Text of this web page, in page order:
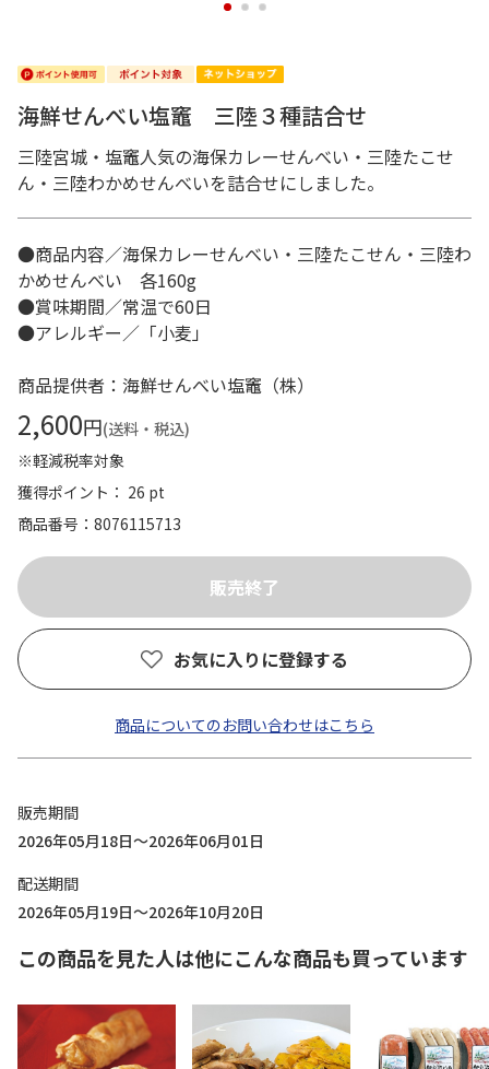
1 2 3
海鮮せんべい塩竈 三陸３種詰合せ
三陸宮城・塩竈人気の海保カレーせんべい・三陸たこせ
ん・三陸わかめせんべいを詰合せにしました。
●商品内容／海保カレーせんべい・三陸たこせん・三陸わ
かめせんべい 各160g
●賞味期間／常温で60日
●アレルギー／「小麦」
商品提供者：海鮮せんべい塩竈（株）
2,600円(送料・税込)
※軽減税率対象
獲得ポイント： 26 pt
商品番号
8076115713
お気に入りに登録する
商品についてのお問い合わせはこちら
販売期間
2026年05月18日～2026年06月01日
配送期間
2026年05月19日～2026年10月20日
この商品を見た人は他にこんな商品も買っています